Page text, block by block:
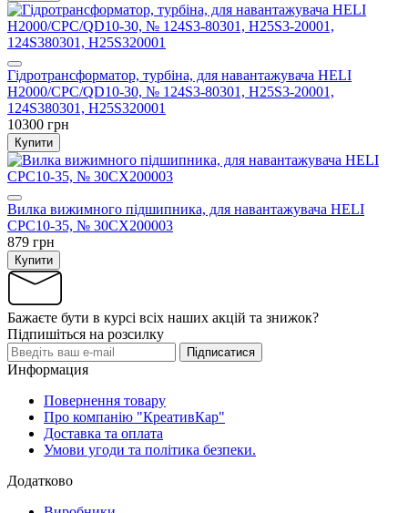
Гідротрансформатор, турбіна, для навантажувача HELI
H2000/CPC/QD10-30, № 124S3-80301, H25S3-20001,
124S380301, H25S320001
10300 грн
Купити
Вилка вижимного підшипника, для навантажувача HELI
CPC10-35, № 30CX200003
879 грн
Купити
Бажаєте бути в курсі всіх наших акцій та знижок?
Підпишіться на розсилку
Підписатися
Информация
Повернення товару
Про компанію "КреативКар"
Доставка та оплата
Умови угоди та політика безпеки.
Додатково